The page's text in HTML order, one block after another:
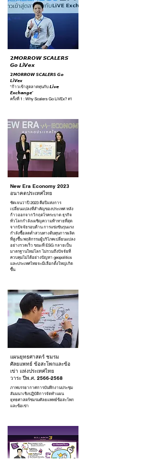
𝟮𝙈𝙊𝙍𝙍𝙊𝙒 𝙎𝘾𝘼𝙇𝙀𝙍𝙎
𝙂𝙤 𝙇𝙞𝙑𝙚𝙭
𝟮𝙈𝙊𝙍𝙍𝙊𝙒 𝙎𝘾𝘼𝙇𝙀𝙍𝙎 𝙂𝙤
𝙇𝙞𝙑𝙚𝙭
“ก้าวเข้าสูตลาดทุนกับ 𝙇𝙞𝙫𝙚
𝙀𝙭𝙘𝙝𝙖𝙣𝙜𝙚”
ครั้งที่ 1 : Why Scalers Go LiVEx? #1
New Era Economy 2023
อนาคตประเทศไทย
ชัดเจนว่าปี 2023 คือปีแห่งการ
เปลี่ยนแปลงที่สำคัญของประเทศ หลัง
ก้าวออกจากวิกฤตโรคระบาด ธุรกิจ
ทั่วโลกกําลังเผชิญความท้าทายที่สุด
จากปัจจัยรอบด้าน การแข่งขันรุนแรง
กำลังซื้อลดต่ำสวนทางต้นทุนการผลิต
ที่สูงขึ้น พฤติกรรมผู้บริโภคเปลี่ยนแปลง
อย่างรวดเร็ว ขณะที่ ESG กลายเป็น
มาตรฐานใหม่โลก ไม่รวมถึงปัจจัยที่
ควบคุมไม่ได้อย่างปัญหา geopolitics
และประเทศไทยจะมีเลือกตั้งใหญ่เกิด
ขึ้น
แผนยุทธศาสตร์ ชมรม
ศัลยแพทย์ ข้อสะโพกและข้อ
เข่า แห่งประเทศไทย
วาระ ปีพ.ศ. 2566-2568
ภาพบรรยากาศการบันทึกงานประชุม
สัมมนาเชิงปฏิบัติการจัดทำแผน
ยุทธศาสตร์ชมรมศัลยแพทย์ข้อสะโพก
และข้อเข่า